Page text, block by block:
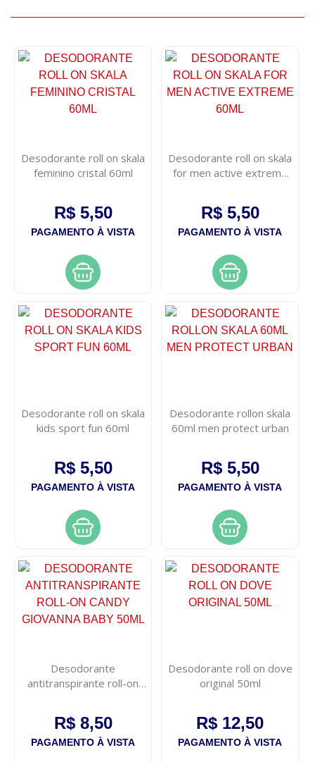
Desodorante roll on skala
feminino cristal 60ml
R$ 5,50
PAGAMENTO À VISTA
Desodorante roll on skala
for men active extreme
R$ 5,50
PAGAMENTO À VISTA
Desodorante roll on skala
kids sport fun 60ml
R$ 5,50
PAGAMENTO À VISTA
Desodorante rollon skala
60ml men protect urban
R$ 5,50
PAGAMENTO À VISTA
Desodorante
antitranspirante roll-on
R$ 8,50
PAGAMENTO À VISTA
Desodorante roll on dove
original 50ml
R$ 12,50
PAGAMENTO À VISTA